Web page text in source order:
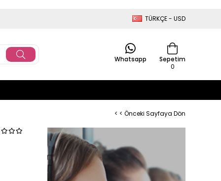
TÜRKÇE - USD
Sepetim
0
Whatsapp
< < Önceki Sayfaya Dön